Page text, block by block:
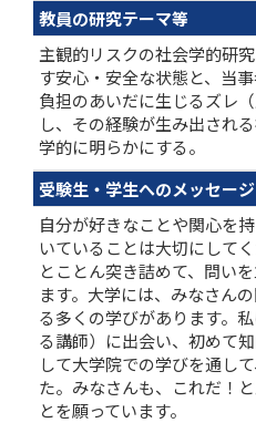
教員の研究テーマ等
主観的リスクの社会学的研
す安心・安全な状態と、当
負担のあいだに生じるズレ
し、その経験が生み出され
学的に明らかにする。
受験生・学生へのメッセージ
自分が好きなことや関心を
いていることは大切にして
とことん突き詰めて、問い
ます。大学には、みなさん
る多くの学びがあります。
る講師）に出会い、初めて
して大学院での学びを通し
た。みなさんも、これだ！
とを願っています。